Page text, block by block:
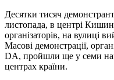
Десятки тисяч
листопада, в центрі
організаторів, на вулиці
Масові демонстрації,
DA, пройшли ще у семи
центрах країни.